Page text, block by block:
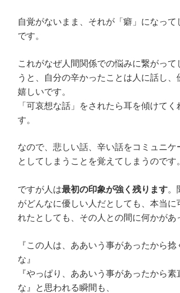
自覚がないまま、それが「癖」になって
です。
これがなぜ人間関係での悩みに繋がって
うと、自分の辛かったことは人に話し、
嬉しいです。
「可哀想な話」をされたら耳を傾けて
す。
なので、悲しい話、辛い話をコミュニケ
としてしまうことを覚えてしまうのです。
ですが人は最初の印象が強く残ります。
がどんなに優しい人だとしても、本当に
れたとしても、その人との間に何かがあ
『この人は、ああいう事があったから
な』
『やっぱり、ああいう事があったから
な』と思われる瞬間も、